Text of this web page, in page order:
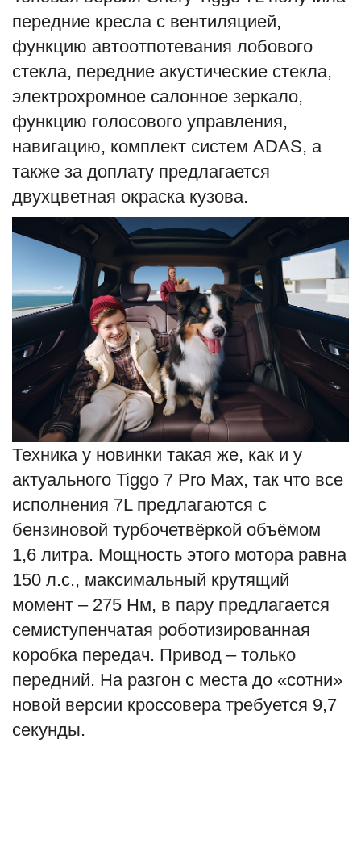
передние кресла с вентиляцией,
функцию автоотпотевания лобового
стекла, передние акустические стекла,
электрохромное салонное зеркало,
функцию голосового управления,
навигацию, комплект систем ADAS, а
также за доплату предлагается
двухцветная окраска кузова.
Техника у новинки такая же, как и у
актуального Tiggo 7 Pro Max, так что все
исполнения 7L предлагаются с
бензиновой турбочетвёркой объёмом
1,6 литра. Мощность этого мотора равна
150 л.с., максимальный крутящий
момент – 275 Нм, в пару предлагается
семиступенчатая роботизированная
коробка передач. Привод – только
передний. На разгон с места до «сотни»
новой версии кроссовера требуется 9,7
секунды.